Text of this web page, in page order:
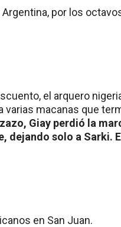
por los
el arquero
macanas que
Giay perdió la
dejando solo a Sarki.
en San Juan.